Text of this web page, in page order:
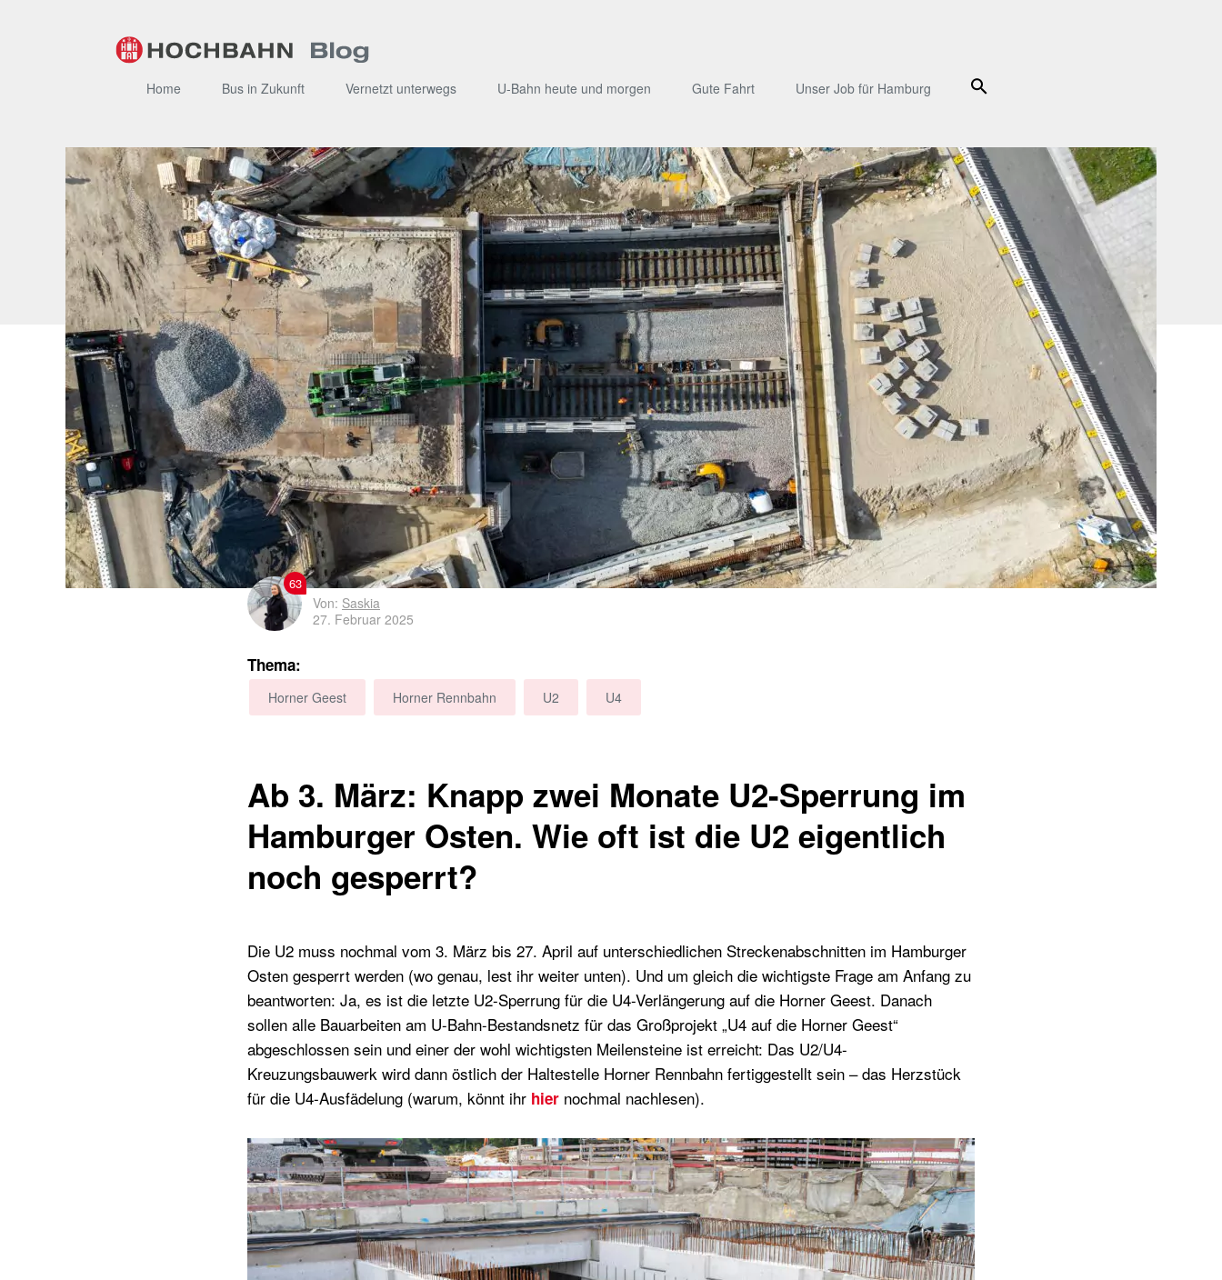
Home Bus in Zukunft Vernetzt unterwegs U-Bahn heute und morgen Gute Fahrt Unser Job für Hamburg Suche
63
Von: Saskia
27. Februar 2025
Thema:
Horner Geest Horner Rennbahn U2 U4
Ab 3. März: Knapp zwei Monate U2-Sperrung im
Hamburger Osten. Wie oft ist die U2 eigentlich
noch gesperrt?
Die U2 muss nochmal vom 3. März bis 27. April auf unterschiedlichen Streckenabschnitten im Hamburger
Osten gesperrt werden (wo genau, lest ihr weiter unten). Und um gleich die wichtigste Frage am Anfang zu
beantworten: Ja, es ist die letzte U2-Sperrung für die U4-Verlängerung auf die Horner Geest. Danach
sollen alle Bauarbeiten am U-Bahn-Bestandsnetz für das Großprojekt „U4 auf die Horner Geest“
abgeschlossen sein und einer der wohl wichtigsten Meilensteine ist erreicht: Das U2/U4-
Kreuzungsbauwerk wird dann östlich der Haltestelle Horner Rennbahn fertiggestellt sein – das Herzstück
für die U4-Ausfädelung (warum, könnt ihr hier nochmal nachlesen).